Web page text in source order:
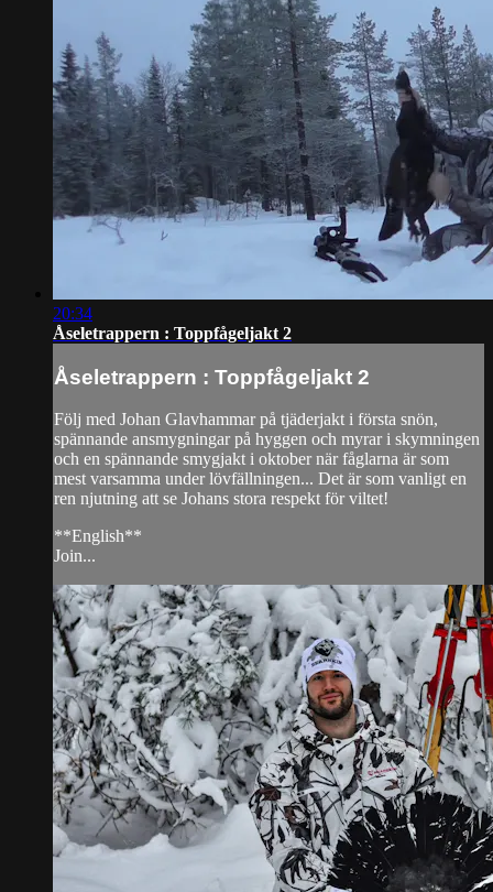
20:34
Åseletrappern : Toppfågeljakt 2
Åseletrappern : Toppfågeljakt 2
Följ med Johan Glavhammar på tjäderjakt i första snön,
spännande ansmygningar på hyggen och myrar i skymningen
och en spännande smygjakt i oktober när fåglarna är som
mest varsamma under lövfällningen... Det är som vanligt en
ren njutning att se Johans stora respekt för viltet!
**English**
Join...